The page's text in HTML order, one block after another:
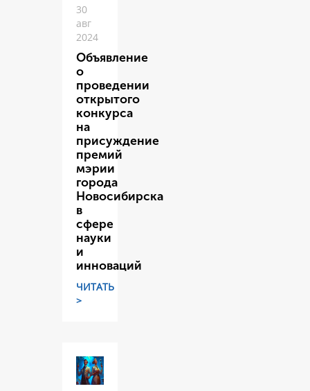
30
авг
2024
Объявление
о
проведении
открытого
конкурса
на
присуждение
премий
мэрии
города
Новосибирска
в
сфере
науки
и
инноваций
ЧИТАТЬ
>